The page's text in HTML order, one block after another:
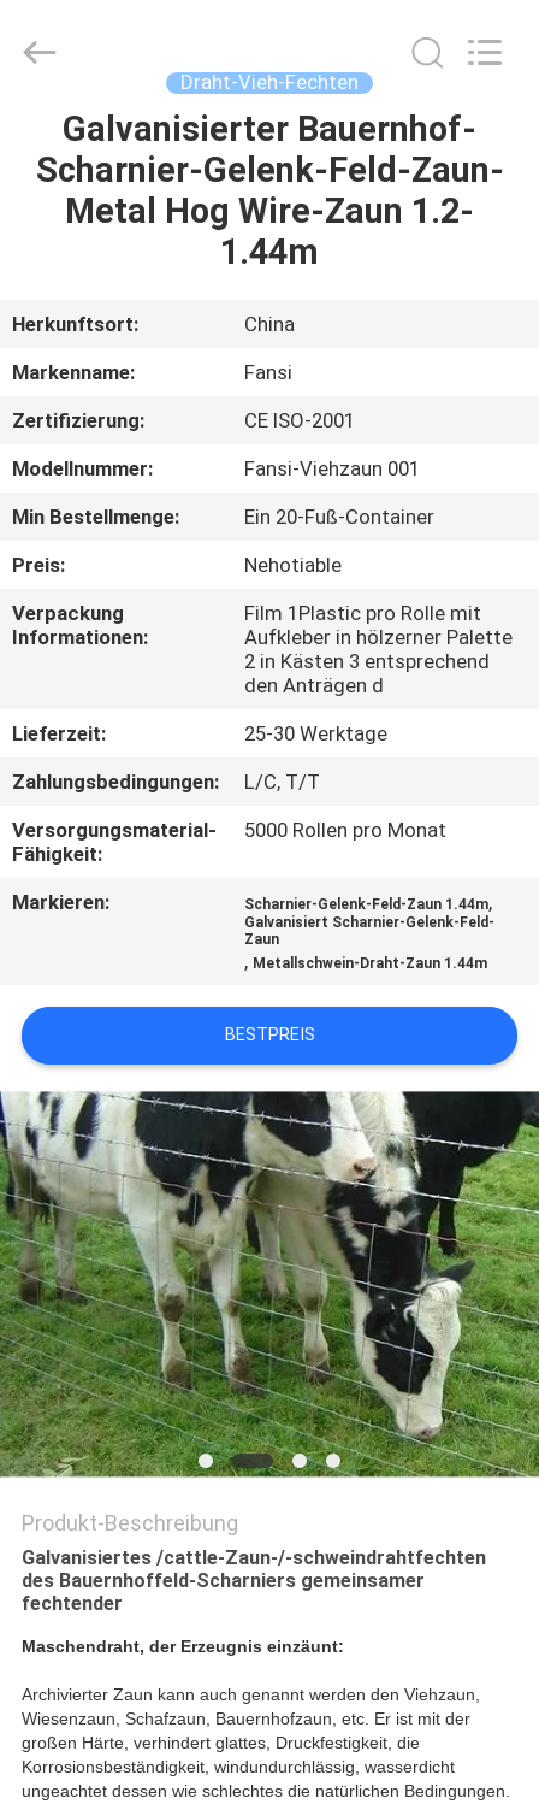
HAUS
PRODUKTE
UNS
AUSFLUG
QUALITÄTSKONTROLLE
TRETEN
SIE
UNS
VERBINDUNG
NACHRICHTEN
EIN
ZITAT
SITEMAP
PRIVACY
POLICY
Co.,Ltd.
Draht-Vieh-Fechten
Galvanisierter Bauernhof-
Scharnier-Gelenk-Feld-Zaun-
Metal Hog Wire-Zaun 1.2-
1.44m
Herkunftsort:
China
Markenname:
Fansi
Zertifizierung:
CE ISO-2001
Modellnummer:
Fansi-Viehzaun 001
Min Bestellmenge:
Ein 20-Fuß-Container
Preis:
Nehotiable
Verpackung
Informationen:
Film 1Plastic pro Rolle mit
Aufkleber in hölzerner Palette
2 in Kästen 3 entsprechend
den Anträgen d
Lieferzeit:
25-30 Werktage
Zahlungsbedingungen:
L/C, T/T
Versorgungsmaterial-
Fähigkeit:
5000 Rollen pro Monat
Markieren: Scharnier-Gelenk-Feld-Zaun 1.44m,
Galvanisiert Scharnier-Gelenk-Feld-
Zaun
, Metallschwein-Draht-Zaun 1.44m
BESTPREIS
Produkt-Beschreibung
Galvanisiertes /cattle-Zaun-/-schweindrahtfechten
des Bauernhoffeld-Scharniers gemeinsamer
fechtender
Maschendraht, der Erzeugnis einzäunt:
Archivierter Zaun kann auch genannt werden den Viehzaun,
Wiesenzaun, Schafzaun, Bauernhofzaun, etc. Er ist mit der
großen Härte, verhindert glattes, Druckfestigkeit, die
Korrosionsbeständigkeit, windundurchlässig, wasserdicht
ungeachtet dessen wie schlechtes die natürlichen Bedingungen.